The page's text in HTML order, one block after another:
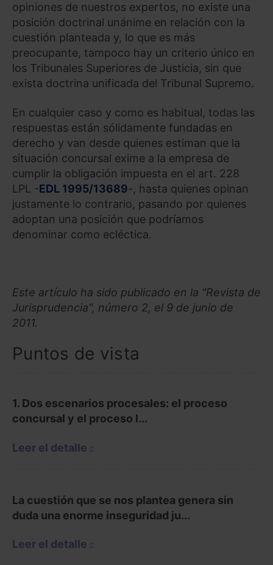
opiniones de nuestros expertos, no existe una
posición doctrinal unánime en relación con la
cuestión planteada y, lo que es más
preocupante, tampoco hay un criterio único en
los Tribunales Superiores de Justicia, sin que
exista doctrina unificada del Tribunal Supremo.
En cualquier caso y como es habitual, todas las
respuestas están sólidamente fundadas en
derecho y van desde quienes estiman que la
situación concursal exime a la empresa de
cumplir la obligación impuesta en el art. 228
LPL -EDL 1995/13689-, hasta quienes opinan
justamente lo contrario, pasando por quienes
adoptan una posición que podríamos
denominar como ecléctica.
Este artículo ha sido publicado en la "Revista de
Jurisprudencia", número 2, el 9 de junio de
2011.
Puntos de vista
1. Dos escenarios procesales: el proceso
concursal y el proceso l...
Leer el detalle
La cuestión que se nos plantea genera sin
duda una enorme inseguridad ju...
Leer el detalle